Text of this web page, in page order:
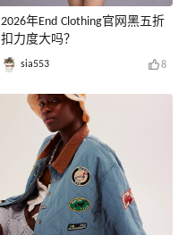
2026年End Clothing官网黑五折
扣力度大吗？
sia553 8